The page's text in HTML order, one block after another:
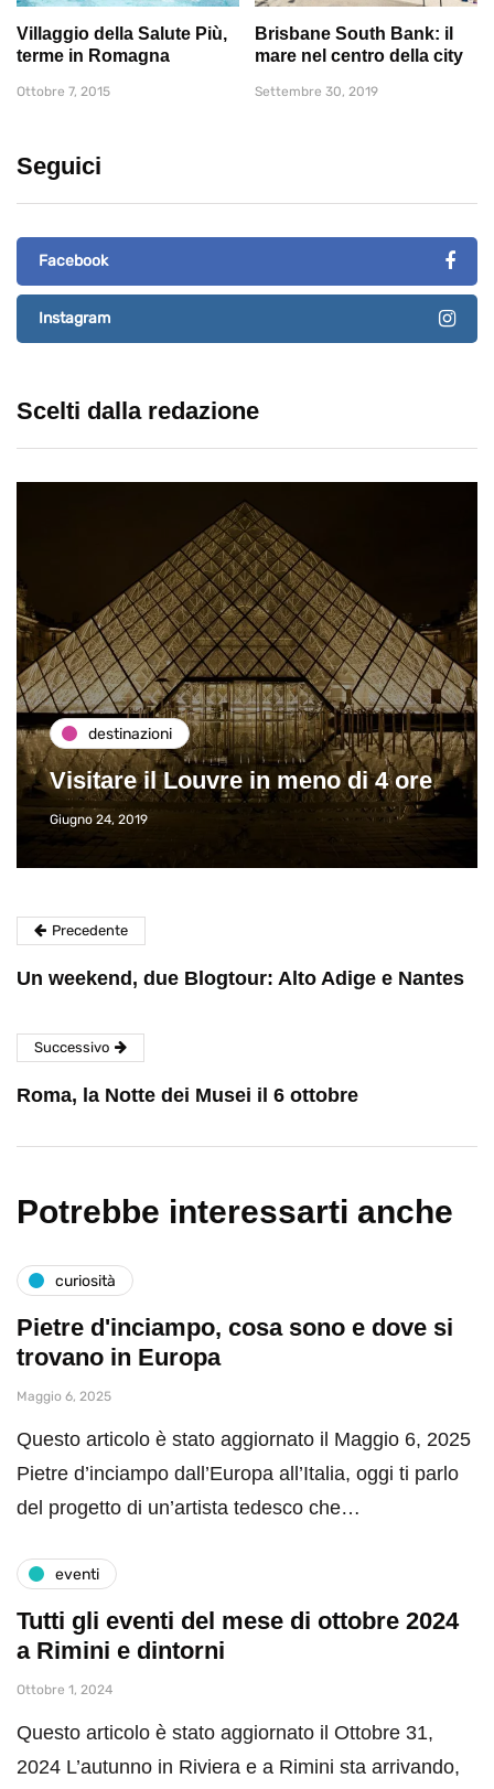
Villaggio della Salute Più,
terme in Romagna
Ottobre 7, 2015
Brisbane South Bank: il
mare nel centro della city
Settembre 30, 2019
Seguici
Facebook
Instagram
Scelti dalla redazione
destinazioni
Visitare il Louvre in meno di 4 ore
Giugno 24, 2019
Precedente
Un weekend, due Blogtour: Alto Adige e Nantes
Successivo
Roma, la Notte dei Musei il 6 ottobre
Potrebbe interessarti anche
curiosità
Pietre d'inciampo, cosa sono e dove si
trovano in Europa
Maggio 6, 2025
Questo articolo è stato aggiornato il Maggio 6, 2025
Pietre d’inciampo dall’Europa all’Italia, oggi ti parlo
del progetto di un’artista tedesco che…
eventi
Tutti gli eventi del mese di ottobre 2024
a Rimini e dintorni
Ottobre 1, 2024
Questo articolo è stato aggiornato il Ottobre 31,
2024 L’autunno in Riviera e a Rimini sta arrivando,